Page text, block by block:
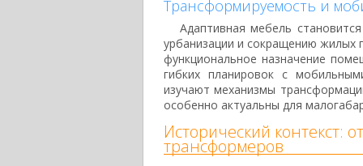
Трансформируемость и
Адаптивная мебель
урбанизации и сокращению
функциональное назначение
гибких планировок с
изучают механизмы
особенно актуальны для
Исторический контекст:
трансформеров